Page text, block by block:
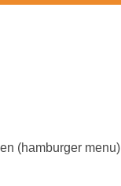
(hamburger menu)